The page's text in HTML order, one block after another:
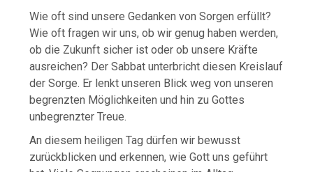
Wie oft sind unsere Gedanken von Sorgen erfüllt?
Wie oft fragen wir uns, ob wir genug haben werden,
ob die Zukunft sicher ist oder ob unsere Kräfte
ausreichen? Der Sabbat unterbricht diesen Kreislauf
der Sorge. Er lenkt unseren Blick weg von unseren
begrenzten Möglichkeiten und hin zu Gottes
unbegrenzter Treue.
An diesem heiligen Tag dürfen wir bewusst
zurückblicken und erkennen, wie Gott uns geführt